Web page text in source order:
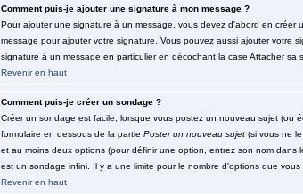
Comment puis-je ajouter une signature à mon message ?
Pour ajouter une signature à un message, vous devez d'abord en
message pour ajouter votre signature. Vous pouvez aussi ajouter votre
signature à un message en particulier en décochant la case Attacher sa
Revenir en haut
Comment puis-je créer un sondage ?
Créer un sondage est facile, lorsque vous postez un nouveau sujet (ou
formulaire en dessous de la partie Poster un nouveau sujet(si vous ne le
et au moins deux options (pour définir une option, entrez son nom dans
est un sondage infini. Il y a une limite pour le nombre d'options que
Revenir en haut